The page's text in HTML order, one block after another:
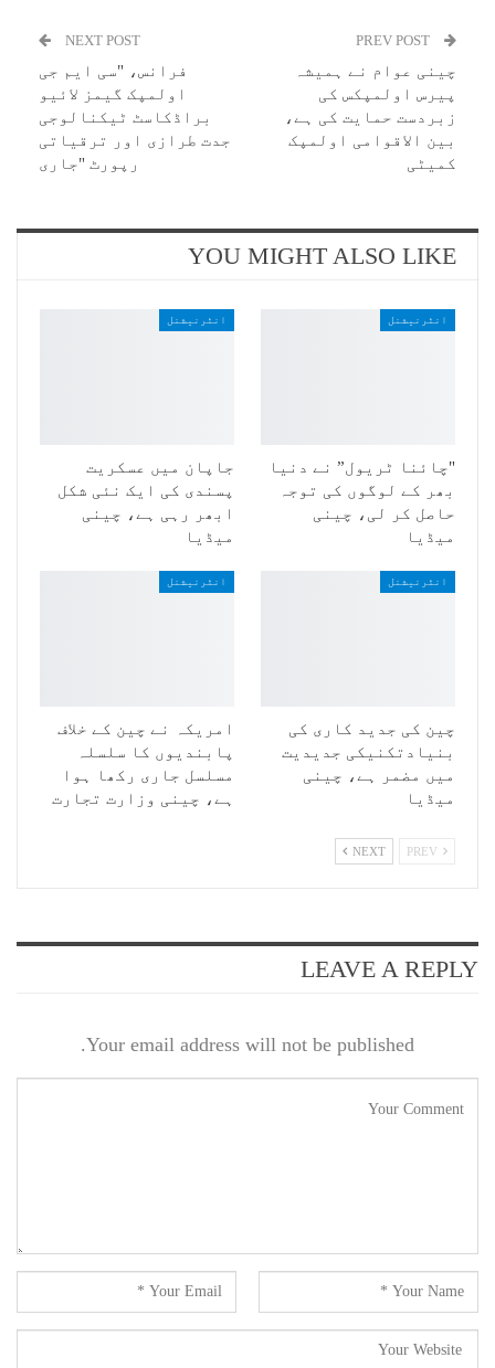
چینی عوام نے ہمیشہ
پیرس اولمپکس کی
زبردست حمایت کی ہے،
بین الاقوامی اولمپک
کمیٹی
NEXT POST
فرانس، "سی ایم جی
اولمپک گیمز لائیو
براڈکاسٹ ٹیکنالوجی
جدت طرازی اور ترقیاتی
رپورٹ "جاری
YOU MIGHT ALSO LIKE
انٹرنیشنل
"چائنا ٹریول” نے دنیا
بھر کے لوگوں کی توجہ
حاصل کر لی، چینی
میڈیا
انٹرنیشنل
جاپان میں عسکریت
پسندی کی ایک نئی شکل
ابھر رہی ہے، چینی
میڈیا
انٹرنیشنل
چین کی جدید کاری کی
بنیادتکنیکی جدیدیت
میں مضمر ہے، چینی
میڈیا
انٹرنیشنل
امریکہ نے چین کے خلاف
پابندیوں کا سلسلہ
مسلسل جاری رکھا ہوا
ہے، چینی وزارت تجارت
NEXT
LEAVE A REPLY
Your email address will not be published.